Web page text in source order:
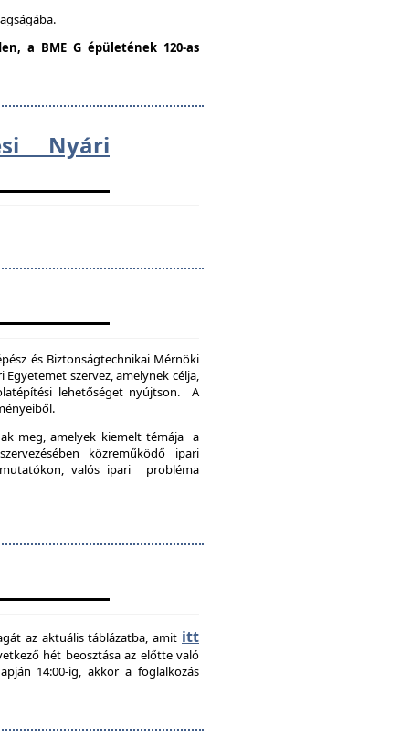
a BME G épületének 120-as
Nyári
és Biztonságtechnikai Mérnöki
szervez, amelynek célja,
lehetőséget nyújtson. A
meg, amelyek kiemelt témája a
közreműködő ipari
valós ipari probléma
az aktuális táblázatba, amit itt
hét beosztása az előtte való
14:00-ig, akkor a foglalkozás